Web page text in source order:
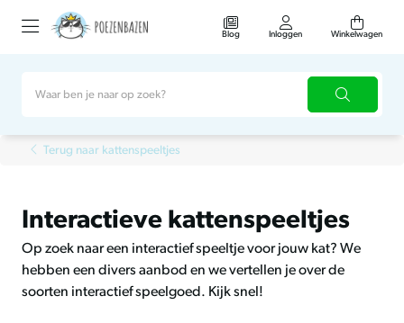
Blog Inloggen Winkelwagen
Terug naar kattenspeeltjes
Interactieve kattenspeeltjes
Op zoek naar een interactief speeltje voor jouw kat? We
hebben een divers aanbod en we vertellen je over de
soorten interactief speelgoed. Kijk snel!